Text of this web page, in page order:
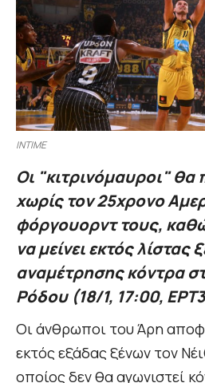
INTIME
Οι "κιτρινόμαυροι"
χωρίς τον 25χρονο
φόργουορντ τους,
να μείνει εκτός λίστας
αναμέτρησης κόντρα
Ρόδου (18/1, 17:00,
Οι άνθρωποι του Άρη
εκτός εξάδας ξένων τον
οποίος δεν θα αγωνιστεί